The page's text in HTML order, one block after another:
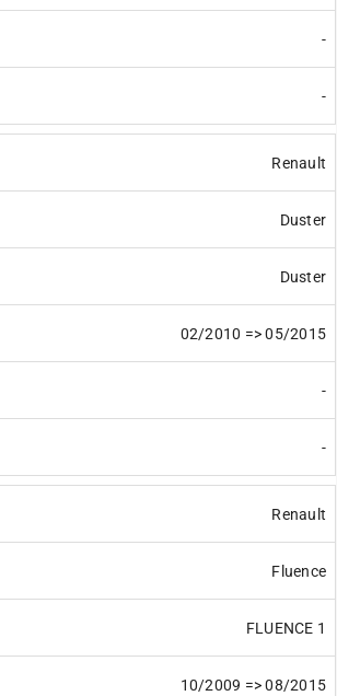
-
-
Renault
Duster
Duster
02/2010 => 05/2015
-
-
Renault
Fluence
FLUENCE 1
10/2009 => 08/2015